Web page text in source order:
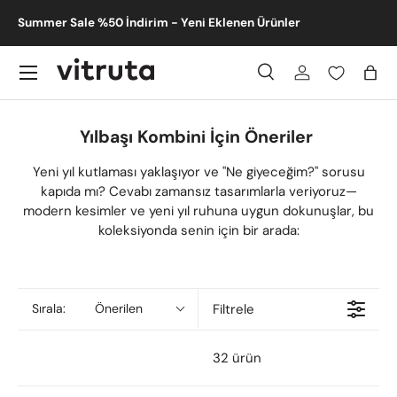
İçeriğe atla
Summer Sale %50 İndirim - Yeni Eklenen Ürünler
Ara
Ara Giriş
Menü
Yılbaşı Kombini İçin Öneriler
Yeni yıl kutlaması yaklaşıyor ve "Ne giyeceğim?" sorusu
kapıda mı? Cevabı zamansız tasarımlarla veriyoruz—
modern kesimler ve yeni yıl ruhuna uygun dokunuşlar, bu
koleksiyonda senin için bir arada:
Sırala: Önerilen Filtrele
32 ürün